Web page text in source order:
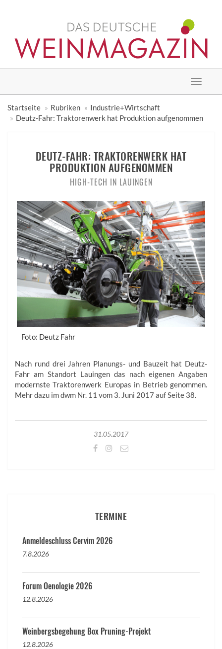
Toggle
Startseite
Rubriken
Industrie+Wirtschaft
Deutz-Fahr: Traktorenwerk hat Produktion aufgenommen
DEUTZ-FAHR: TRAKTORENWERK HAT
PRODUKTION AUFGENOMMEN
HIGH-TECH IN LAUINGEN
Foto: Deutz Fahr
Nach rund drei Jahren Planungs- und Bauzeit hat Deutz-
Fahr am Standort Lauingen das nach eigenen Angaben
modernste Traktorenwerk Europas in Betrieb genommen.
Mehr dazu im dwm Nr. 11 vom 3. Juni 2017 auf Seite 38.
31.05.2017
TERMINE
Anmeldeschluss Cervim 2026
7.8.2026
Forum Oenologie 2026
12.8.2026
Weinbergsbegehung Box Pruning-Projekt
12.8.2026